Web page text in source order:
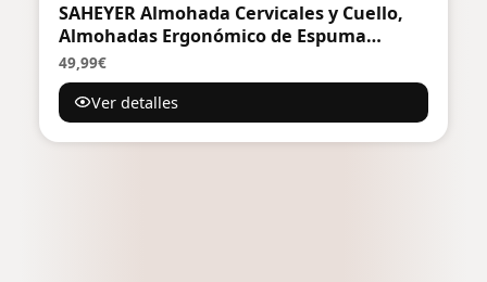
SAHEYER Almohada Cervicales y Cuello,
Almohadas Ergonómico de Espuma
Viscoelastica, Almohada Antironquidos
Ortopedica para Dormir de Lado y Boca
Arriba, 60x40x11/13cm, Gris
49,99€
Ver detalles